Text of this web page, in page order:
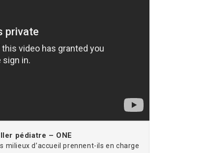
pédiatre – ONE
milieux d’accueil prennent-ils en charge